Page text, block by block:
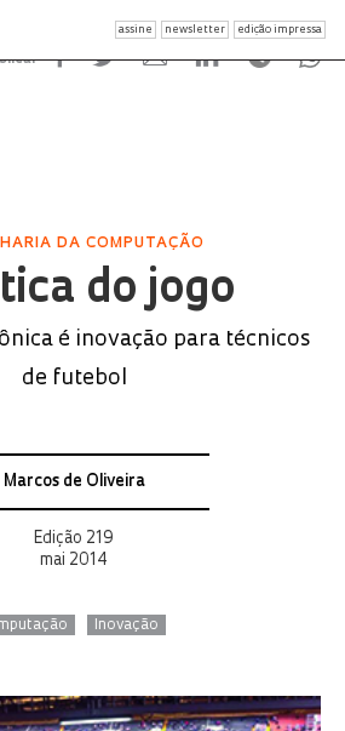
assine newsletter edição impressa
DA COMPUTAÇÃO
do jogo
é inovação para técnicos
de futebol
Marcos de Oliveira
Edição 219
mai 2014
Inovação